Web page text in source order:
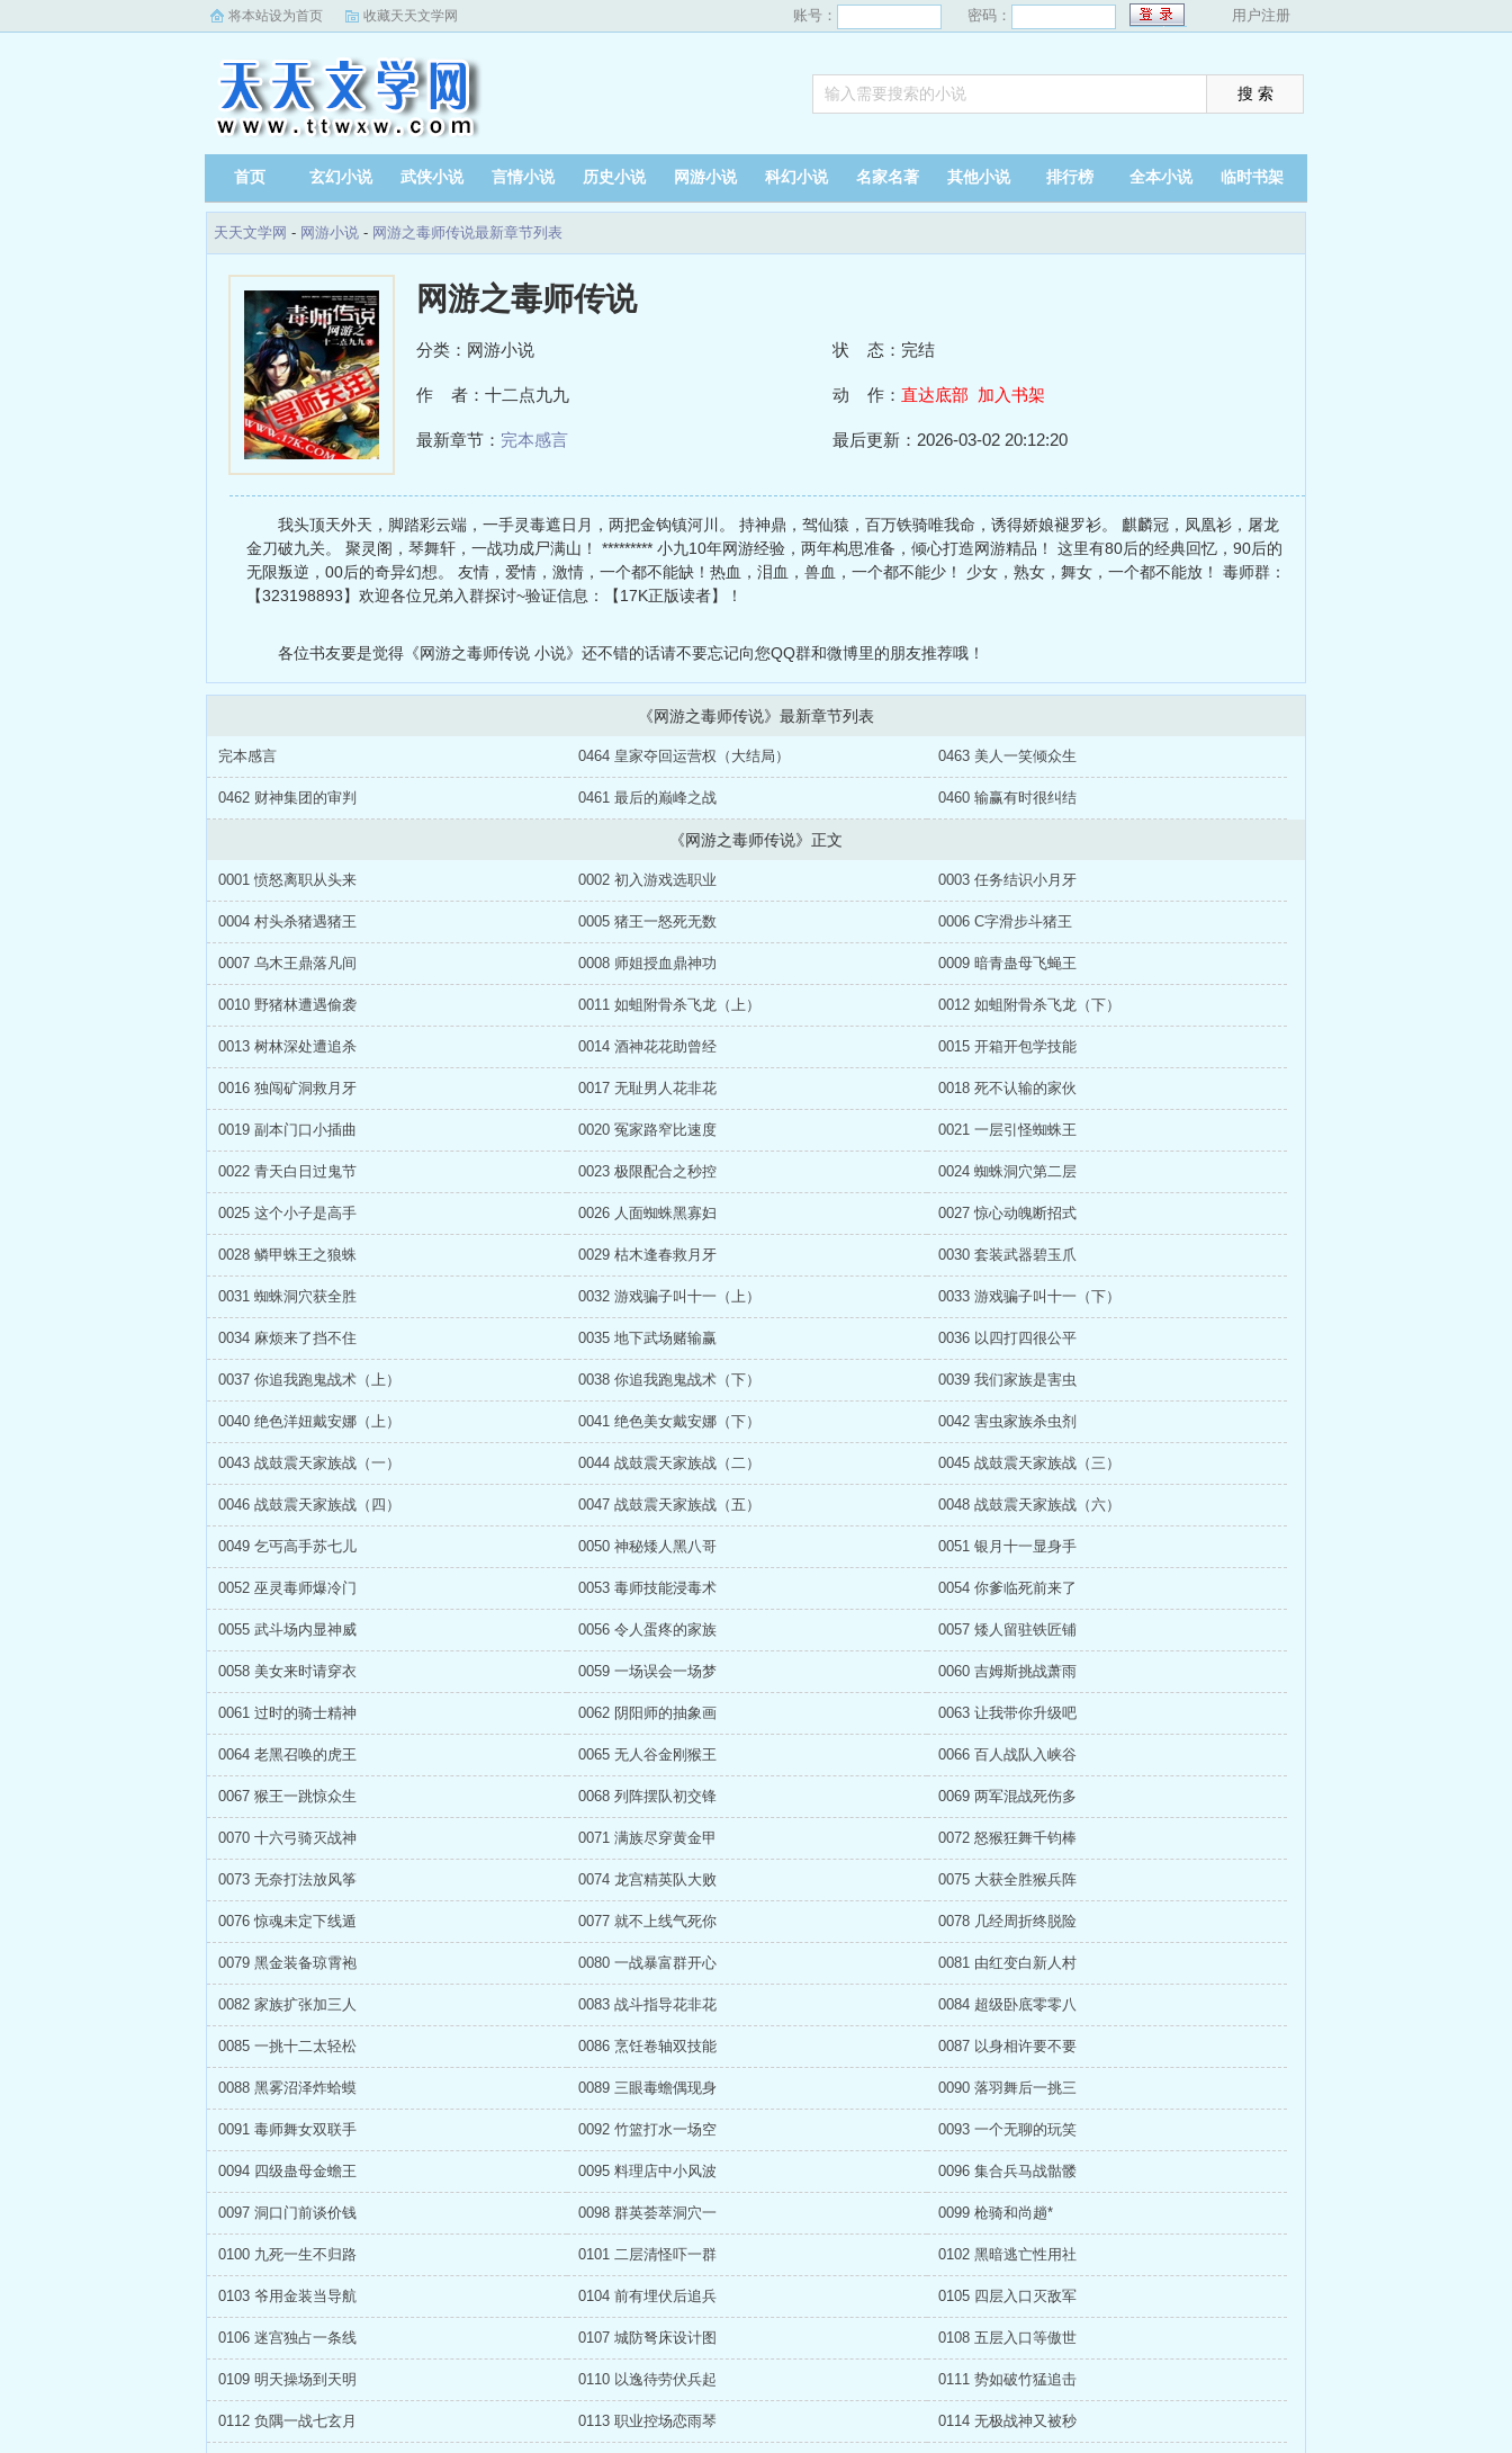
将本站设为首页 收藏天天文学网 账号： 密码： 用户注册
首页 玄幻小说 武侠小说 言情小说 历史小说 网游小说 科幻小说 名家名著 其他小说 排行榜 全本小说 临时书架
天天文学网 - 网游小说 - 网游之毒师传说最新章节列表
网游之毒师传说
分类：网游小说 状 态：完结
作 者：十二点九九 动 作： 直达底部 加入书架
最新章节： 完本感言 最后更新：2026-03-02 20:12:20
我头顶天外天，脚踏彩云端，一手灵毒遮日月，两把金钩镇河川。 持神鼎，驾仙猿，百万铁骑唯我命，诱得娇娘褪罗衫。 麒麟冠，凤凰衫，屠龙
金刀破九关。 聚灵阁，琴舞轩，一战功成尸满山！ ********* 小九10年网游经验，两年构思准备，倾心打造网游精品！ 这里有80后的经典回忆，90后的
无限叛逆，00后的奇异幻想。 友情，爱情，激情，一个都不能缺！热血，泪血，兽血，一个都不能少！ 少女，熟女，舞女，一个都不能放！ 毒师群：
【323198893】欢迎各位兄弟入群探讨~验证信息：【17K正版读者】！
各位书友要是觉得《网游之毒师传说 小说》还不错的话请不要忘记向您QQ群和微博里的朋友推荐哦！
《网游之毒师传说》最新章节列表
完本感言 0464 皇家夺回运营权（大结局） 0463 美人一笑倾众生
0462 财神集团的审判 0461 最后的巅峰之战 0460 输赢有时很纠结
《网游之毒师传说》正文
0001 愤怒离职从头来 0002 初入游戏选职业 0003 任务结识小月牙
0004 村头杀猪遇猪王 0005 猪王一怒死无数 0006 C字滑步斗猪王
0007 乌木王鼎落凡间 0008 师姐授血鼎神功 0009 暗青蛊母飞蝇王
0010 野猪林遭遇偷袭 0011 如蛆附骨杀飞龙（上） 0012 如蛆附骨杀飞龙（下）
0013 树林深处遭追杀 0014 酒神花花助曾经 0015 开箱开包学技能
0016 独闯矿洞救月牙 0017 无耻男人花非花 0018 死不认输的家伙
0019 副本门口小插曲 0020 冤家路窄比速度 0021 一层引怪蜘蛛王
0022 青天白日过鬼节 0023 极限配合之秒控 0024 蜘蛛洞穴第二层
0025 这个小子是高手 0026 人面蜘蛛黑寡妇 0027 惊心动魄断招式
0028 鳞甲蛛王之狼蛛 0029 枯木逢春救月牙 0030 套装武器碧玉爪
0031 蜘蛛洞穴获全胜 0032 游戏骗子叫十一（上） 0033 游戏骗子叫十一（下）
0034 麻烦来了挡不住 0035 地下武场赌输赢 0036 以四打四很公平
0037 你追我跑鬼战术（上） 0038 你追我跑鬼战术（下） 0039 我们家族是害虫
0040 绝色洋妞戴安娜（上） 0041 绝色美女戴安娜（下） 0042 害虫家族杀虫剂
0043 战鼓震天家族战（一） 0044 战鼓震天家族战（二） 0045 战鼓震天家族战（三）
0046 战鼓震天家族战（四） 0047 战鼓震天家族战（五） 0048 战鼓震天家族战（六）
0049 乞丐高手苏七儿 0050 神秘矮人黑八哥 0051 银月十一显身手
0052 巫灵毒师爆冷门 0053 毒师技能浸毒术 0054 你爹临死前来了
0055 武斗场内显神威 0056 令人蛋疼的家族 0057 矮人留驻铁匠铺
0058 美女来时请穿衣 0059 一场误会一场梦 0060 吉姆斯挑战萧雨
0061 过时的骑士精神 0062 阴阳师的抽象画 0063 让我带你升级吧
0064 老黑召唤的虎王 0065 无人谷金刚猴王 0066 百人战队入峡谷
0067 猴王一跳惊众生 0068 列阵摆队初交锋 0069 两军混战死伤多
0070 十六弓骑灭战神 0071 满族尽穿黄金甲 0072 怒猴狂舞千钧棒
0073 无奈打法放风筝 0074 龙宫精英队大败 0075 大获全胜猴兵阵
0076 惊魂未定下线遁 0077 就不上线气死你 0078 几经周折终脱险
0079 黑金装备琼霄袍 0080 一战暴富群开心 0081 由红变白新人村
0082 家族扩张加三人 0083 战斗指导花非花 0084 超级卧底零零八
0085 一挑十二太轻松 0086 烹饪卷轴双技能 0087 以身相许要不要
0088 黑雾沼泽炸蛤蟆 0089 三眼毒蟾偶现身 0090 落羽舞后一挑三
0091 毒师舞女双联手 0092 竹篮打水一场空 0093 一个无聊的玩笑
0094 四级蛊母金蟾王 0095 料理店中小风波 0096 集合兵马战骷髅
0097 洞口门前谈价钱 0098 群英荟萃洞穴一 0099 枪骑和尚趟*
0100 九死一生不归路 0101 二层清怪吓一群 0102 黑暗逃亡性用社
0103 爷用金装当导航 0104 前有埋伏后追兵 0105 四层入口灭敌军
0106 迷宫独占一条线 0107 城防弩床设计图 0108 五层入口等傲世
0109 明天操场到天明 0110 以逸待劳伏兵起 0111 势如破竹猛追击
0112 负隅一战七玄月 0113 职业控场恋雨琴 0114 无极战神又被秒